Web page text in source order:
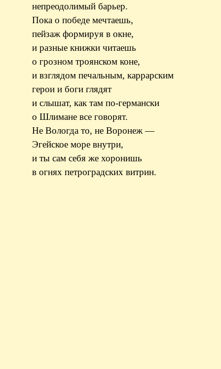
непреодолимый барьер.
Пока о победе мечтаешь,
пейзаж формируя в окне,
и разные книжки читаешь
о грозном троянском коне,
и взглядом печальным, каррарским
герои и боги глядят
и слышат, как там по-германски
о Шлимане все говорят.
Не Вологда то, не Воронеж —
Эгейское море внутри,
и ты сам себя же хоронишь
в огнях петроградских витрин.